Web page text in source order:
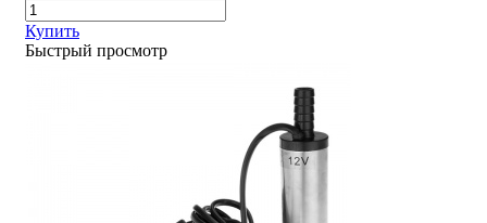
Купить
Быстрый просмотр